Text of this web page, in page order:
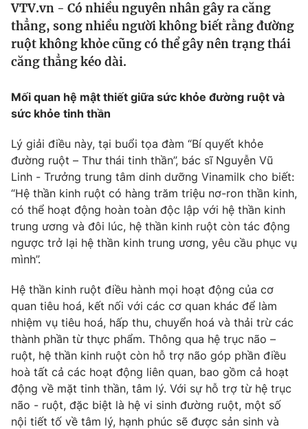
Thế giới
Tin tức
Thế giới đó đây
Câu chuyện quốc tế
Kinh tế
Thị trường
Góc doanh nghiệp
Dữ liệu và đời sống
Phim VTV
Hậu trường
Nhân vật
Khán giả
Giải trí
Điện ảnh
Âm nhạc
Sao
Đời sống
Du lịch
Chất lượng cuộc sống
Giáo dục
Học trực tuyến
Công nghệ
Hitech Công nghệ tương lai
Sản phẩm
Thị trường
Tư vấn
Giao lưu trực tuyến
Lịch phát sóng
Chuyên mục khác
VTV.vn - Có nhiều nguyên nhân gây ra căng
thẳng, song nhiều người không biết rằng đường
ruột không khỏe cũng có thể gây nên trạng thái
căng thẳng kéo dài.
Mối quan hệ mật thiết giữa sức khỏe đường ruột và
sức khỏe tinh thần
Lý giải điều này, tại buổi tọa đàm “Bí quyết khỏe
đường ruột – Thư thái tinh thần”, bác sĩ Nguyễn Vũ
Linh - Trưởng trung tâm dinh dưỡng Vinamilk cho biết:
“Hệ thần kinh ruột có hàng trăm triệu nơ-ron thần kinh,
có thể hoạt động hoàn toàn độc lập với hệ thần kinh
trung ương và đôi lúc, hệ thần kinh ruột còn tác động
ngược trở lại hệ thần kinh trung ương, yêu cầu phục vụ
mình”.
Hệ thần kinh ruột điều hành mọi hoạt động của cơ
quan tiêu hoá, kết nối với các cơ quan khác để làm
nhiệm vụ tiêu hoá, hấp thu, chuyển hoá và thải trừ các
thành phần từ thực phẩm. Thông qua hệ trục não –
ruột, hệ thần kinh ruột còn hỗ trợ não góp phần điều
hoà tất cả các hoạt động liên quan, bao gồm cả hoạt
động về mặt tinh thần, tâm lý. Với sự hỗ trợ từ hệ trục
não - ruột, đặc biệt là hệ vi sinh đường ruột, một số
nội tiết tố về tâm lý, hạnh phúc sẽ được sản sinh và